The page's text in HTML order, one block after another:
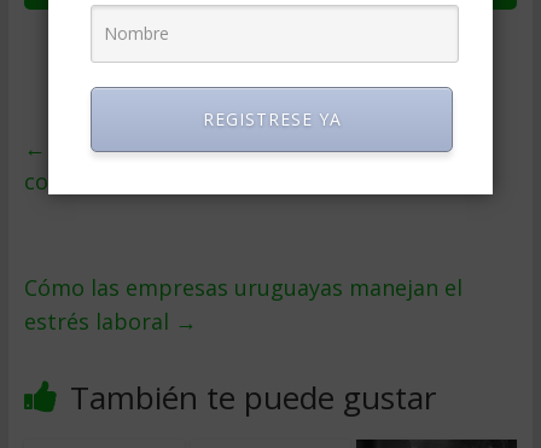
←
El 42% de los chilenos se siente satisfecho
con su situación laboral actual
Cómo las empresas uruguayas manejan el
estrés laboral →
También te puede gustar
REGISTRESE YA